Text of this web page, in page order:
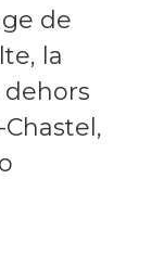
de
la
Chastel,